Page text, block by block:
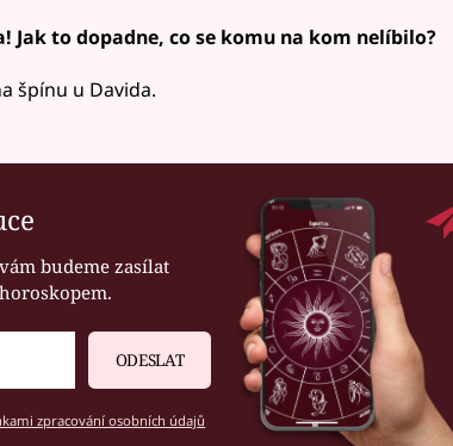
Jak to dopadne, co se komu na kom nelíbilo?
špínu u Davida.
budeme zasílat
ODESLAT
zpracování osobních údajů